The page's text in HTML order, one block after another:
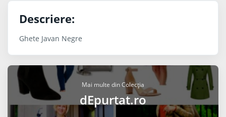
Descriere:
Ghete Javan Negre
Mai multe din Colecția
dEpurtat.ro